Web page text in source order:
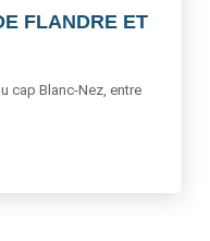
FLANDRE ET
cap Blanc-Nez, entre